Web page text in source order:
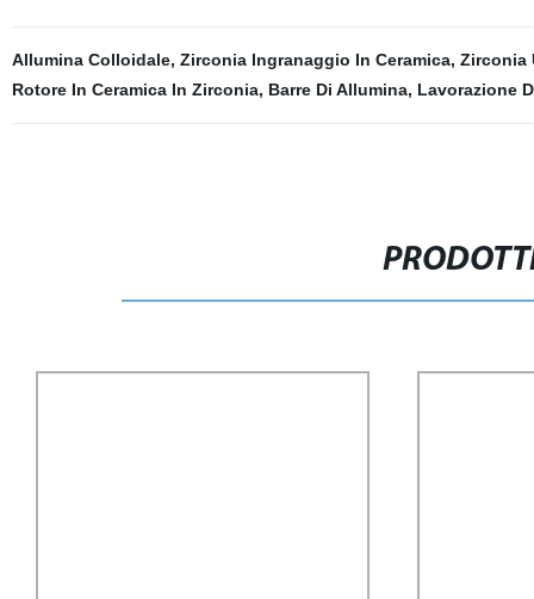
Allumina Colloidale, Zirconia Ingranaggio In Ceramica, Zirconia
Rotore In Ceramica In Zirconia, Barre Di Allumina, Lavorazione